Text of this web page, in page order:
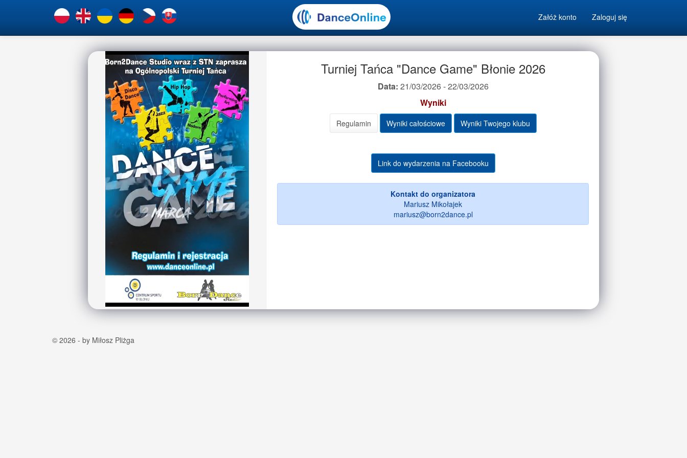
Załóż konto Zaloguj się
Turniej Tańca "Dance Game" Błonie 2026
Data: 21/03/2026 - 22/03/2026
Wyniki
Regulamin Wyniki całościowe Wyniki Twojego klubu
Link do wydarzenia na Facebooku
Kontakt do organizatora
Mariusz Mikołajek
mariusz@born2dance.pl
© 2026 - by Miłosz Pliżga